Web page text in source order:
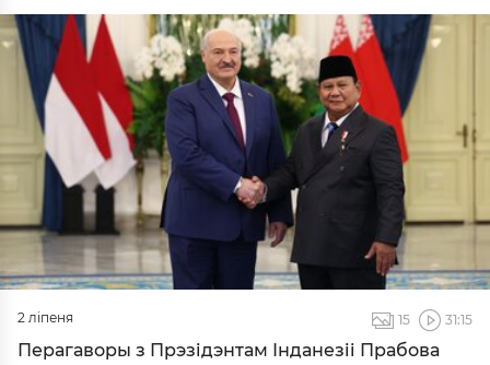
2 ліпеня 15 31:15
Перагаворы з Прэзідэнтам Інданезіі Прабова